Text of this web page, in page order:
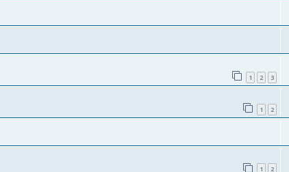
1 2 3
1 2
1 2